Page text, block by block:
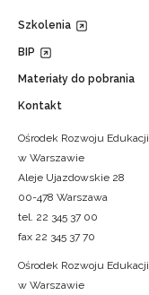
Szkolenia
BIP
Materiały do pobrania
Kontakt
Ośrodek Rozwoju Edukacji
w Warszawie
Aleje Ujazdowskie 28
00-478 Warszawa
tel. 22 345 37 00
fax 22 345 37 70
Ośrodek Rozwoju Edukacji
w Warszawie